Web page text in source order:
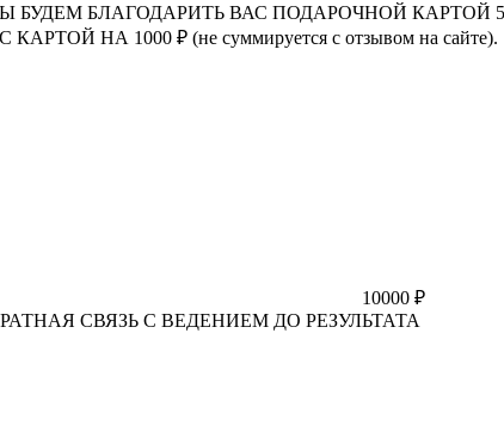
БЛАГОДАРИТЬ ВАС ПОДАРОЧНОЙ КАРТОЙ
НА 1000 ₽ (не суммируется с отзывом на сайте).
10000 ₽
СВЯЗЬ С ВЕДЕНИЕМ ДО РЕЗУЛЬТАТА